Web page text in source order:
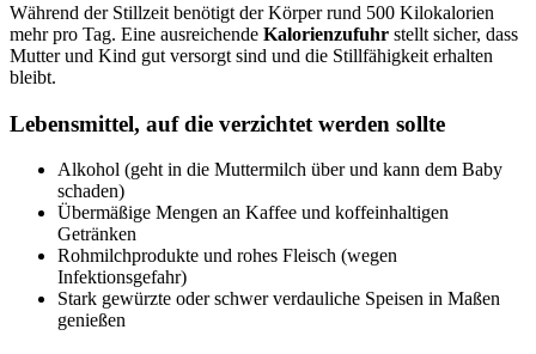
Während der Stillzeit benötigt der Körper rund 500 Kilokalorien
mehr pro Tag. Eine ausreichende Kalorienzufuhr stellt sicher, dass
Mutter und Kind gut versorgt sind und die Stillfähigkeit erhalten
bleibt.
Lebensmittel, auf die verzichtet werden sollte
Alkohol (geht in die Muttermilch über und kann dem Baby
schaden)
Übermäßige Mengen an Kaffee und koffeinhaltigen
Getränken
Rohmilchprodukte und rohes Fleisch (wegen
Infektionsgefahr)
Stark gewürzte oder schwer verdauliche Speisen in Maßen
genießen